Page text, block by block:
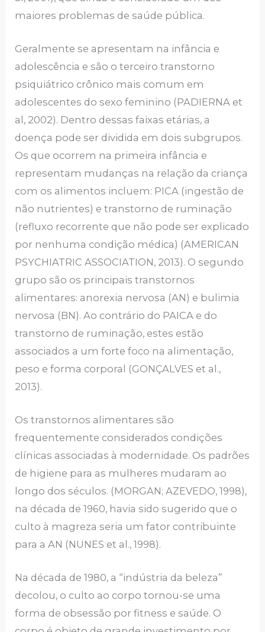
maiores problemas de saúde pública.
Geralmente se apresentam na infância e
adolescência e são o terceiro transtorno
psiquiátrico crônico mais comum em
adolescentes do sexo feminino (PADIERNA et
al, 2002). Dentro dessas faixas etárias, a
doença pode ser dividida em dois subgrupos.
Os que ocorrem na primeira infância e
representam mudanças na relação da criança
com os alimentos incluem: PICA (ingestão de
não nutrientes) e transtorno de ruminação
(refluxo recorrente que não pode ser explicado
por nenhuma condição médica) (AMERICAN
PSYCHIATRIC ASSOCIATION, 2013). O segundo
grupo são os principais transtornos
alimentares: anorexia nervosa (AN) e bulimia
nervosa (BN). Ao contrário do PAICA e do
transtorno de ruminação, estes estão
associados a um forte foco na alimentação,
peso e forma corporal (GONÇALVES et al.,
2013).
Os transtornos alimentares são
frequentemente considerados condições
clínicas associadas à modernidade. Os padrões
de higiene para as mulheres mudaram ao
longo dos séculos. (MORGAN; AZEVEDO, 1998),
na década de 1960, havia sido sugerido que o
culto à magreza seria um fator contribuinte
para a AN (NUNES et al., 1998).
Na década de 1980, a “indústria da beleza”
decolou, o culto ao corpo tornou-se uma
forma de obsessão por fitness e saúde. O